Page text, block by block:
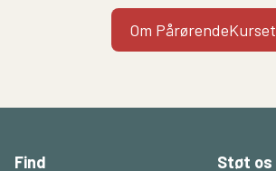
Om PårørendeKurset
Find
Støt os